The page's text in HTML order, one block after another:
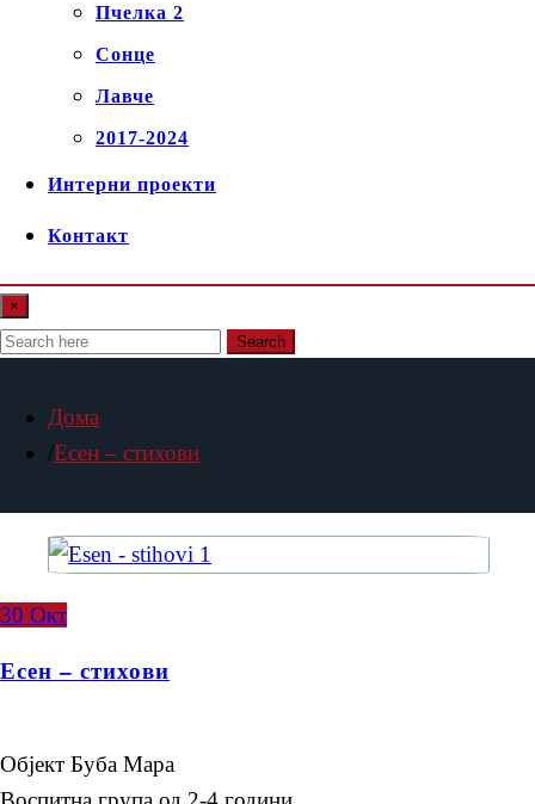
Пчелка 2
Сонце
Лавче
2017-2024
Интерни проекти
Контакт
×
Search
Дома
Есен – стихови
30 Окт
Есен – стихови
Објект Буба Мара